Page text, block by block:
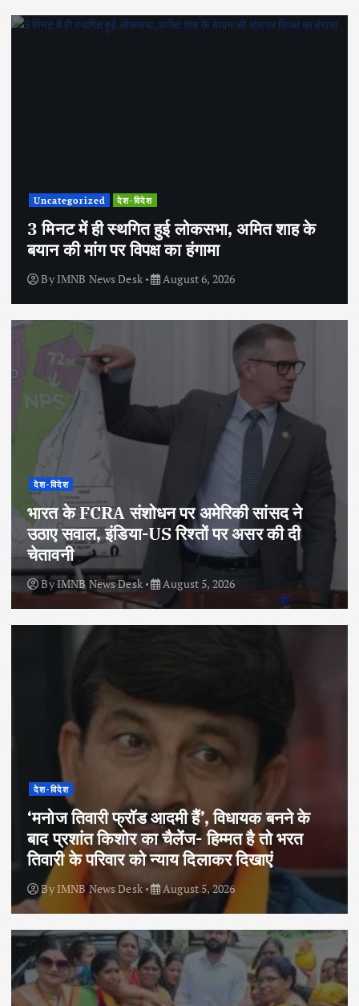
Uncategorized देश-विदेश
3 मिनट में ही स्थगित हुई लोकसभा, अमित शाह के
बयान की मांग पर विपक्ष का हंगामा
By IMNB News Desk August 6, 2026
देश-विदेश
भारत के FCRA संशोधन पर अमेरिकी सांसद ने
उठाए सवाल, इंडिया-US रिश्तों पर असर की दी
चेतावनी
ByIMNB News Desk August 5, 2026
देश-विदेश
‘मनोज तिवारी फ्रॉड आदमी हैं’, विधायक बनने के
बाद प्रशांत किशोर का चैलेंज- हिम्मत है तो भरत
तिवारी के परिवार को न्याय दिलाकर दिखाएं
By IMNB News Desk August 5, 2026